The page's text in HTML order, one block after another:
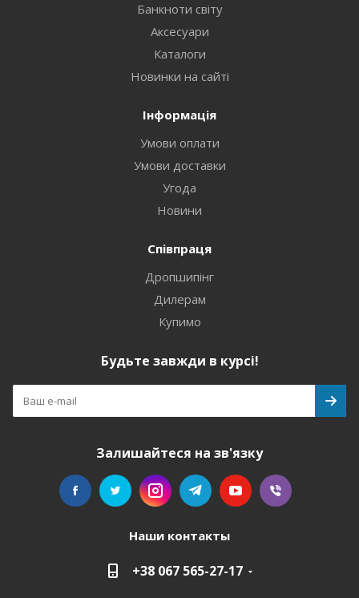
Банкноти світу
Аксесуари
Каталоги
Новинки на сайті
Інформація
Умови оплати
Умови доставки
Угода
Новини
Співпраця
Дропшипінг
Дилерам
Купимо
Будьте завжди в курсі!
Залишайтеся на зв'язку
Наши контакты
+38 067 565-27-17